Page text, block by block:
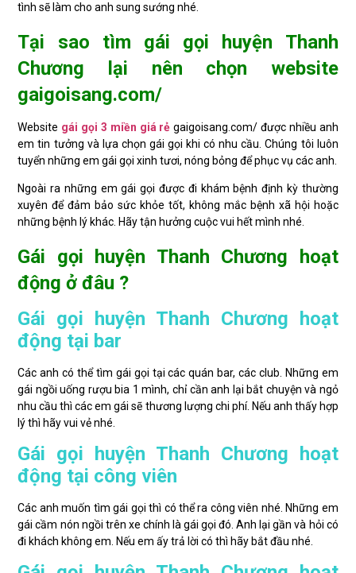
tình sẽ làm cho anh sung sướng nhé.
Tại sao tìm gái gọi huyện Thanh
Chương lại nên chọn website
gaigoisang.com/
Website gái gọi 3 miền giá rẻ gaigoisang.com/ được nhiều anh
em tin tưởng và lựa chọn gái gọi khi có nhu cầu. Chúng tôi luôn
tuyển những em gái gọi xinh tươi, nóng bỏng để phục vụ các anh.
Ngoài ra những em gái gọi được đi khám bệnh định kỳ thường
xuyên để đảm bảo sức khỏe tốt, không mắc bệnh xã hội hoặc
những bệnh lý khác. Hãy tận hưởng cuộc vui hết mình nhé.
Gái gọi huyện Thanh Chương hoạt
động ở đâu ?
Gái gọi huyện Thanh Chương hoạt
động tại bar
Các anh có thể tìm gái gọi tại các quán bar, các club. Những em
gái ngồi uống rượu bia 1 mình, chỉ cần anh lại bắt chuyện và ngỏ
nhu cầu thì các em gái sẽ thương lượng chi phí. Nếu anh thấy hợp
lý thì hãy vui vẻ nhé.
Gái gọi huyện Thanh Chương hoạt
động tại công viên
Các anh muốn tìm gái gọi thì có thể ra công viên nhé. Những em
gái cầm nón ngồi trên xe chính là gái gọi đó. Anh lại gần và hỏi có
đi khách không em. Nếu em ấy trả lời có thì hãy bắt đầu nhé.